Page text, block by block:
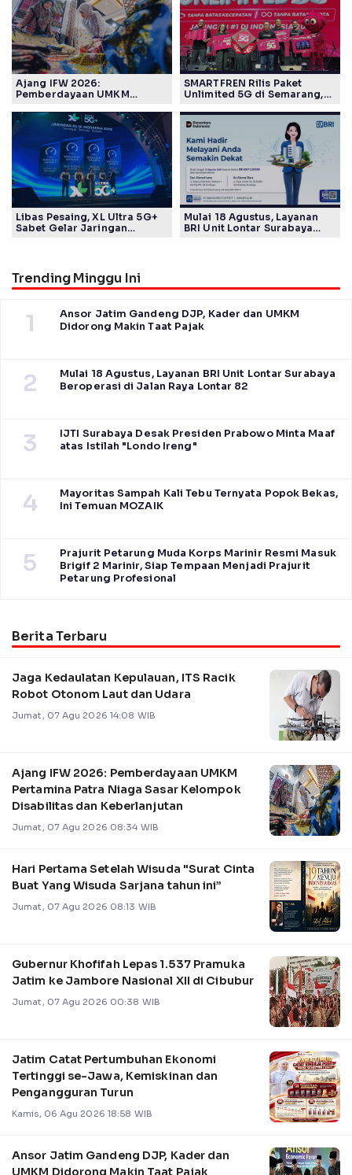
Ajang IFW 2026:
Pemberdayaan UMKM
Kelompok Disabilitas dan
Keberlanjutan
SMARTFREN Rilis Paket
Unlimited 5G di Semarang,
Libas Pesaing, XL Ultra 5G+
Sabet Gelar Jaringan
Mulai 18 Agustus, Layanan
BRI Unit Lontar Surabaya
Trending Minggu Ini
1
Ansor Jatim Gandeng DJP, Kader dan UMKM
Didorong Makin Taat Pajak
2
Mulai 18 Agustus, Layanan BRI Unit Lontar Surabaya
Beroperasi di Jalan Raya Lontar 82
3
IJTI Surabaya Desak Presiden Prabowo Minta Maaf
atas Istilah "Londo Ireng"
4
Mayoritas Sampah Kali Tebu Ternyata Popok Bekas,
Ini Temuan MOZAIK
5
Prajurit Petarung Muda Korps Marinir Resmi Masuk
Brigif 2 Marinir, Siap Tempaan Menjadi Prajurit
Petarung Profesional
Berita Terbaru
Jaga Kedaulatan Kepulauan, ITS Racik
Robot Otonom Laut dan Udara
Jumat, 07 Agu 2026 14:08 WIB
Ajang IFW 2026: Pemberdayaan UMKM
Pertamina Patra Niaga Sasar Kelompok
Disabilitas dan Keberlanjutan
Jumat, 07 Agu 2026 08:34 WIB
Hari Pertama Setelah Wisuda "Surat Cinta
Buat Yang Wisuda Sarjana tahun ini”
Jumat, 07 Agu 2026 08:13 WIB
Gubernur Khofifah Lepas 1.537 Pramuka
Jatim ke Jambore Nasional XII di Cibubur
Jumat, 07 Agu 2026 00:38 WIB
Jatim Catat Pertumbuhan Ekonomi
Tertinggi se-Jawa, Kemiskinan dan
Pengangguran Turun
Kamis, 06 Agu 2026 18:58 WIB
Ansor Jatim Gandeng DJP, Kader dan
UMKM Didorong Makin Taat Pajak